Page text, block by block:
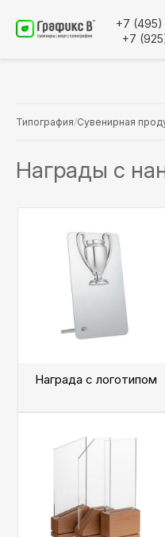
+7 (495)
+7
Типография/Сувенирная
Награды с
Награда с логотипом